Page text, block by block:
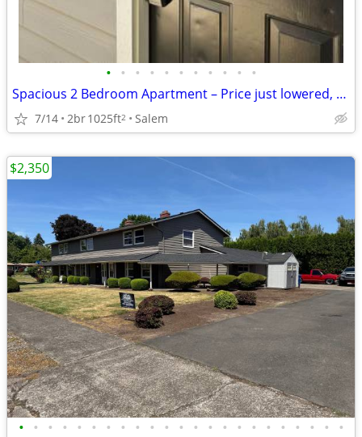
• • • • • • • • • • •
Spacious 2 Bedroom Apartment – Price just lowered, 1/2 off first month
7/14 2br1025ft2 Salem
• • • • • • • • • • • • • • • • • • • • • • •
$2,350